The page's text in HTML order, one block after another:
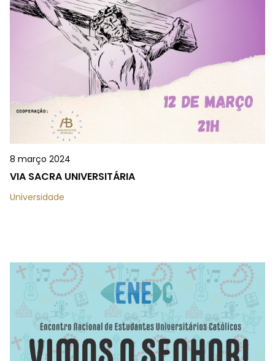
8 março 2024
VIA SACRA UNIVERSITÁRIA
Universidade